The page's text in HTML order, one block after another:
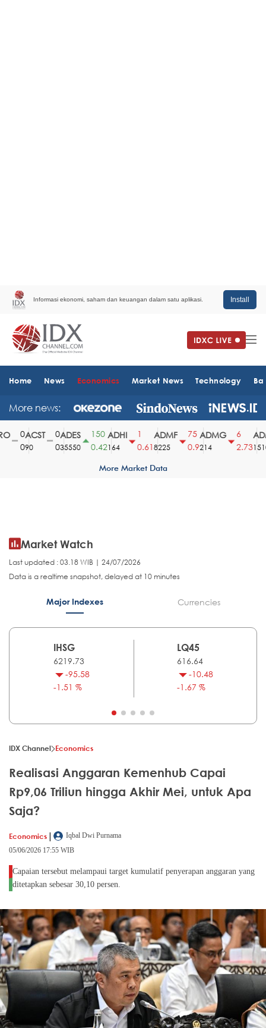
Informasi ekonomi, saham dan keuangan dalam satu aplikasi. Install
Home News Economics Market News Technology
More news:
ACST
90
ADES
35550
150
0.42
ADHI
164
0.61
ADMF
8225
75
0.9
ADMG
214
2.731510
More Market Data
Market Watch
Last updated : 03.18 WIB | 24/07/2026
Data is a realtime snapshot, delayed at 10 minutes
Major Indexes Currencies
IHSG
6219.73
-95.58
-1.51 %
LQ45
616.64
-10.48
-1.67 %
IDX Channel Economics
Realisasi Anggaran Kemenhub Capai
Rp9,06 Triliun hingga Akhir Mei, untuk Apa
Saja?
Economics |
Iqbal Dwi Purnama
05/06/2026 17:55 WIB
Capaian tersebut melampaui target kumulatif penyerapan anggaran yang
ditetapkan sebesar 30,10 persen.